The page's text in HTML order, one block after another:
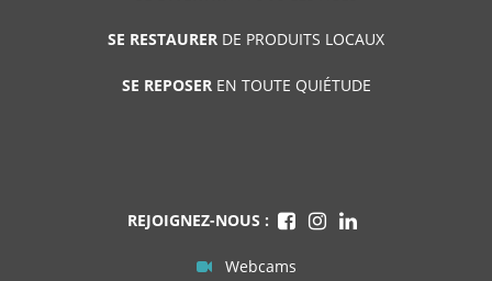
SE RESTAURER DE PRODUITS LOCAUX
SE REPOSEREN TOUTE QUIÉTUDE
REJOIGNEZ-NOUS :
Webcams